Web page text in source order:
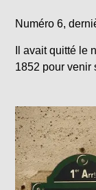
Numéro 6,
Il avait quitté le
1852 pour venir